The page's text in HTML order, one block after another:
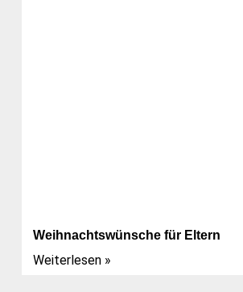
Weihnachtswünsche für Eltern
Weiterlesen »